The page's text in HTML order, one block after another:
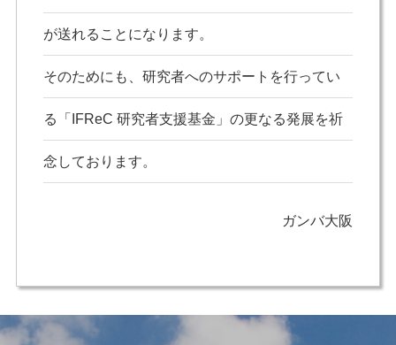
が送れることになります。
そのためにも、研究者へのサポートを行ってい
る「IFReC 研究者支援基金」の更なる発展を祈
念しております。
ガンバ大阪